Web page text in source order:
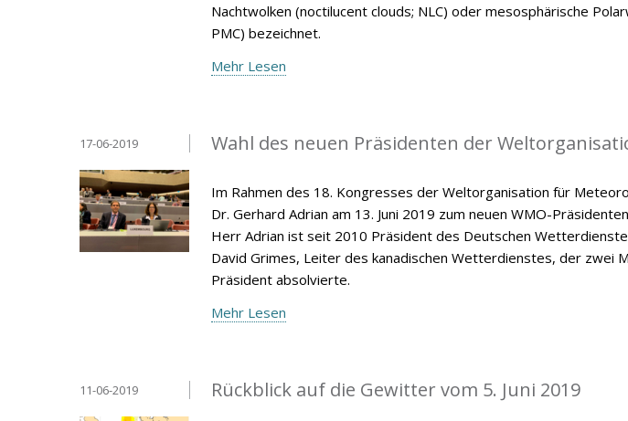
Nachtwolken (noctilucent clouds; NLC) oder mesosphärische
PMC) bezeichnet.
Mehr Lesen
Wahl des neuen Präsidenten der
17-06-2019
Im Rahmen des 18. Kongresses der Weltorganisation für
Dr. Gerhard Adrian am 13. Juni 2019 zum neuen WMO-
Herr Adrian ist seit 2010 Präsident des Deutschen
David Grimes, Leiter des kanadischen Wetterdienstes, der zwei
Präsident absolvierte.
Mehr Lesen
Rückblick auf die Gewitter vom 5. Juni 2019
11-06-2019